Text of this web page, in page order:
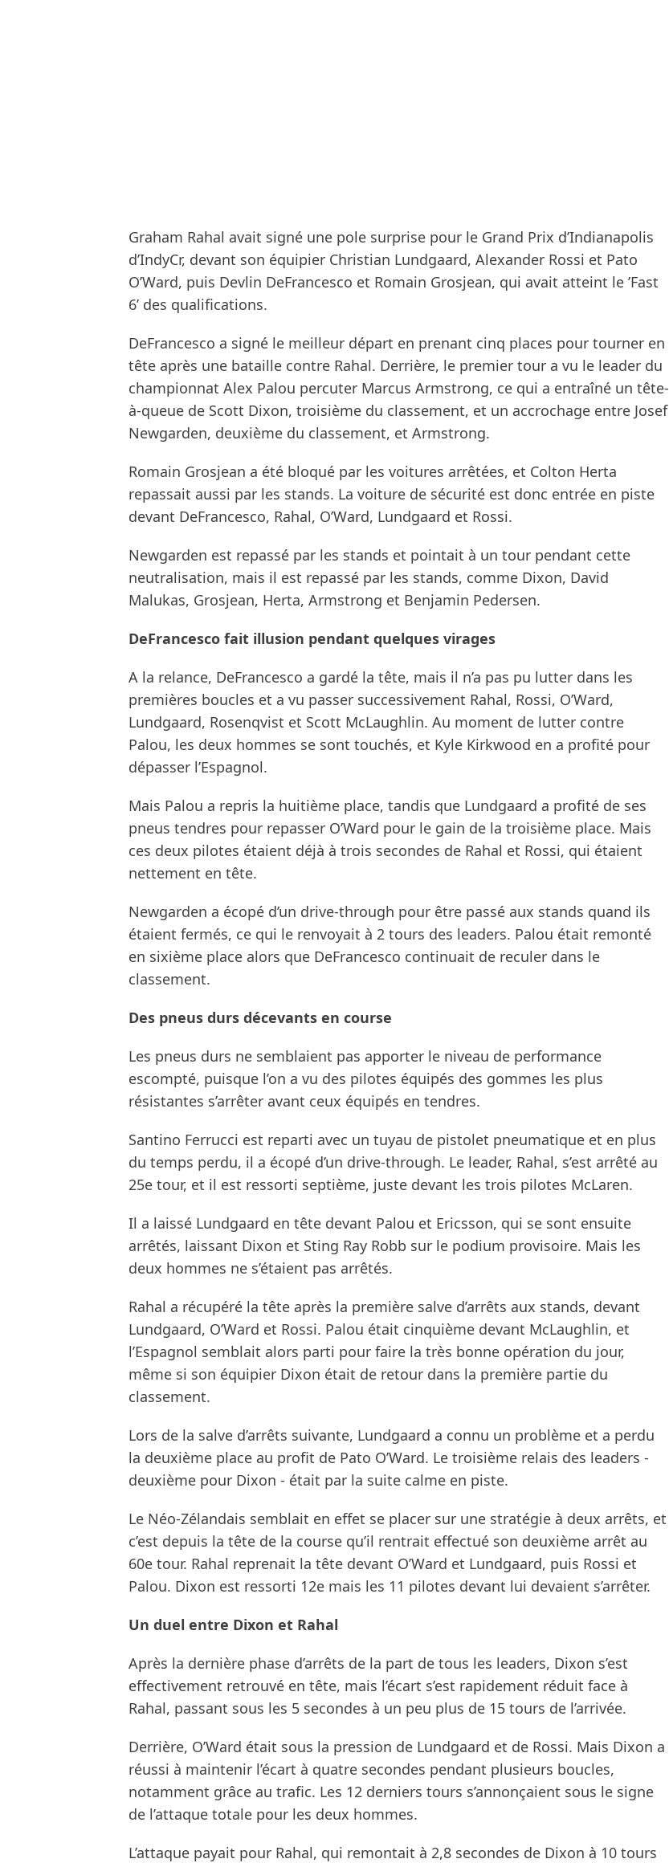
Graham Rahal avait signé une pole surprise pour le Grand Prix d’Indianapolis
d’IndyCr, devant son équipier Christian Lundgaard, Alexander Rossi et Pato
O’Ward, puis Devlin DeFrancesco et Romain Grosjean, qui avait atteint le ’Fast
6’ des qualifications.
DeFrancesco a signé le meilleur départ en prenant cinq places pour tourner en
tête après une bataille contre Rahal. Derrière, le premier tour a vu le leader du
championnat Alex Palou percuter Marcus Armstrong, ce qui a entraîné un tête-
à-queue de Scott Dixon, troisième du classement, et un accrochage entre Josef
Newgarden, deuxième du classement, et Armstrong.
Romain Grosjean a été bloqué par les voitures arrêtées, et Colton Herta
repassait aussi par les stands. La voiture de sécurité est donc entrée en piste
devant DeFrancesco, Rahal, O’Ward, Lundgaard et Rossi.
Newgarden est repassé par les stands et pointait à un tour pendant cette
neutralisation, mais il est repassé par les stands, comme Dixon, David
Malukas, Grosjean, Herta, Armstrong et Benjamin Pedersen.
DeFrancesco fait illusion pendant quelques virages
A la relance, DeFrancesco a gardé la tête, mais il n’a pas pu lutter dans les
premières boucles et a vu passer successivement Rahal, Rossi, O’Ward,
Lundgaard, Rosenqvist et Scott McLaughlin. Au moment de lutter contre
Palou, les deux hommes se sont touchés, et Kyle Kirkwood en a profité pour
dépasser l’Espagnol.
Mais Palou a repris la huitième place, tandis que Lundgaard a profité de ses
pneus tendres pour repasser O’Ward pour le gain de la troisième place. Mais
ces deux pilotes étaient déjà à trois secondes de Rahal et Rossi, qui étaient
nettement en tête.
Newgarden a écopé d’un drive-through pour être passé aux stands quand ils
étaient fermés, ce qui le renvoyait à 2 tours des leaders. Palou était remonté
en sixième place alors que DeFrancesco continuait de reculer dans le
classement.
Des pneus durs décevants en course
Les pneus durs ne semblaient pas apporter le niveau de performance
escompté, puisque l’on a vu des pilotes équipés des gommes les plus
résistantes s’arrêter avant ceux équipés en tendres.
Santino Ferrucci est reparti avec un tuyau de pistolet pneumatique et en plus
du temps perdu, il a écopé d’un drive-through. Le leader, Rahal, s’est arrêté au
25e tour, et il est ressorti septième, juste devant les trois pilotes McLaren.
Il a laissé Lundgaard en tête devant Palou et Ericsson, qui se sont ensuite
arrêtés, laissant Dixon et Sting Ray Robb sur le podium provisoire. Mais les
deux hommes ne s’étaient pas arrêtés.
Rahal a récupéré la tête après la première salve d’arrêts aux stands, devant
Lundgaard, O’Ward et Rossi. Palou était cinquième devant McLaughlin, et
l’Espagnol semblait alors parti pour faire la très bonne opération du jour,
même si son équipier Dixon était de retour dans la première partie du
classement.
Lors de la salve d’arrêts suivante, Lundgaard a connu un problème et a perdu
la deuxième place au profit de Pato O’Ward. Le troisième relais des leaders -
deuxième pour Dixon - était par la suite calme en piste.
Le Néo-Zélandais semblait en effet se placer sur une stratégie à deux arrêts, et
c’est depuis la tête de la course qu’il rentrait effectué son deuxième arrêt au
60e tour. Rahal reprenait la tête devant O’Ward et Lundgaard, puis Rossi et
Palou. Dixon est ressorti 12e mais les 11 pilotes devant lui devaient s’arrêter.
Un duel entre Dixon et Rahal
Après la dernière phase d’arrêts de la part de tous les leaders, Dixon s’est
effectivement retrouvé en tête, mais l’écart s’est rapidement réduit face à
Rahal, passant sous les 5 secondes à un peu plus de 15 tours de l’arrivée.
Derrière, O’Ward était sous la pression de Lundgaard et de Rossi. Mais Dixon a
réussi à maintenir l’écart à quatre secondes pendant plusieurs boucles,
notamment grâce au trafic. Les 12 derniers tours s’annonçaient sous le signe
de l’attaque totale pour les deux hommes.
L’attaque payait pour Rahal, qui remontait à 2,8 secondes de Dixon à 10 tours